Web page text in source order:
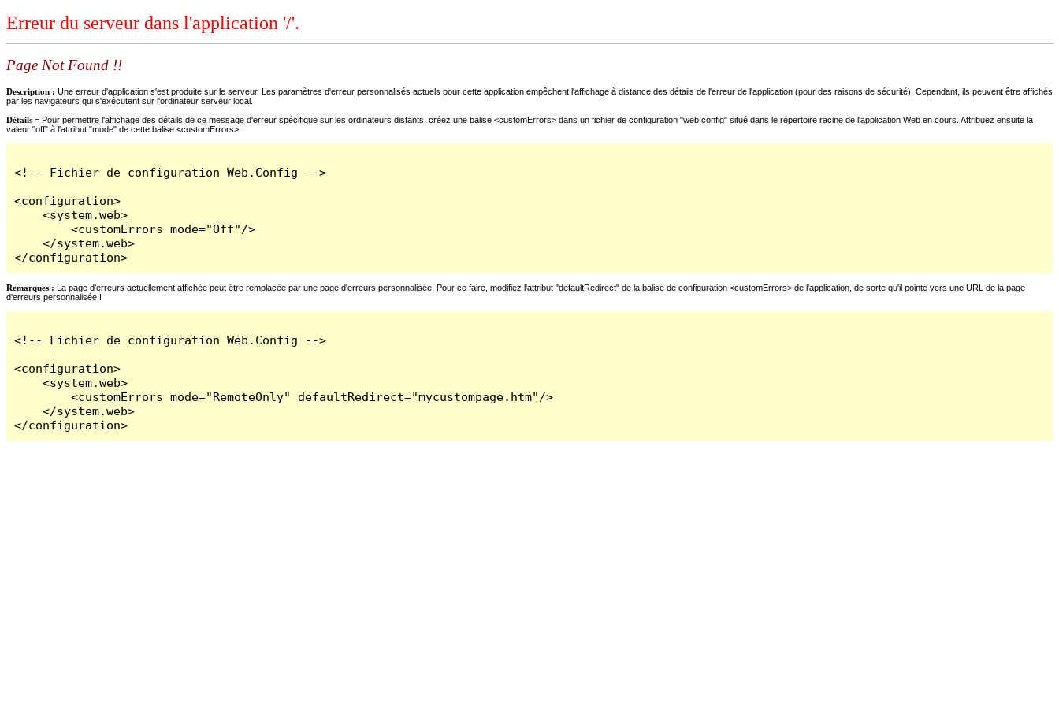
Erreur du serveur dans l'application '/'.
Page Not Found !!
Description : Une erreur d'application s'est produite sur le serveur. Les paramètres d'erreur personnalisés actuels pour cette application empêchent l'affichage à distance des détails de l'erreur de l'application (pour des raisons de sécurité). Cependant, ils peuvent être affichés
par les navigateurs qui s'exécutent sur l'ordinateur serveur local.
Détails = Pour permettre l'affichage des détails de ce message d'erreur spécifique sur les ordinateurs distants, créez une balise <customErrors> dans un fichier de configuration "web.config" situé dans le répertoire racine de l'application Web en cours. Attribuez ensuite la
valeur "off" à l'attribut "mode" de cette balise <customErrors>.
<!-- Fichier de configuration Web.Config -->
<configuration>
    <system.web>
        <customErrors mode="Off"/>
    </system.web>
</configuration>
Remarques : La page d'erreurs actuellement affichée peut être remplacée par une page d'erreurs personnalisée. Pour ce faire, modifiez l'attribut "defaultRedirect" de la balise de configuration <customErrors> de l'application, de sorte qu'il pointe vers une URL de la page
d'erreurs personnalisée !
<!-- Fichier de configuration Web.Config -->
<configuration>
    <system.web>
        <customErrors mode="RemoteOnly" defaultRedirect="mycustompage.htm"/>
    </system.web>
</configuration>